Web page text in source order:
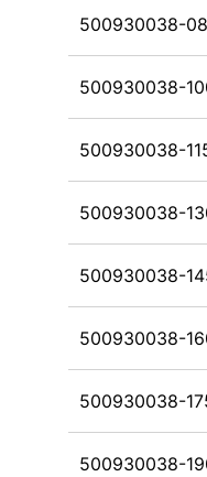
500930038-
500930038-
500930038-
500930038-
500930038-
500930038-
500930038-
500930038-